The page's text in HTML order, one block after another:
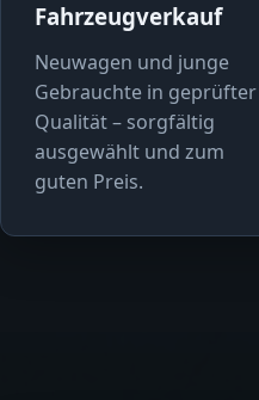
Fahrzeugverkauf
Neuwagen und junge
Gebrauchte in geprüfter
Qualität – sorgfältig
ausgewählt und zum
guten Preis.